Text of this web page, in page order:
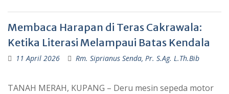
Membaca Harapan di Teras Cakrawala:
Ketika Literasi Melampaui Batas Kendala
11 April 2026 Rm. Siprianus Senda, Pr. S.Ag. L.Th.Bib
TANAH MERAH, KUPANG – Deru mesin sepeda motor